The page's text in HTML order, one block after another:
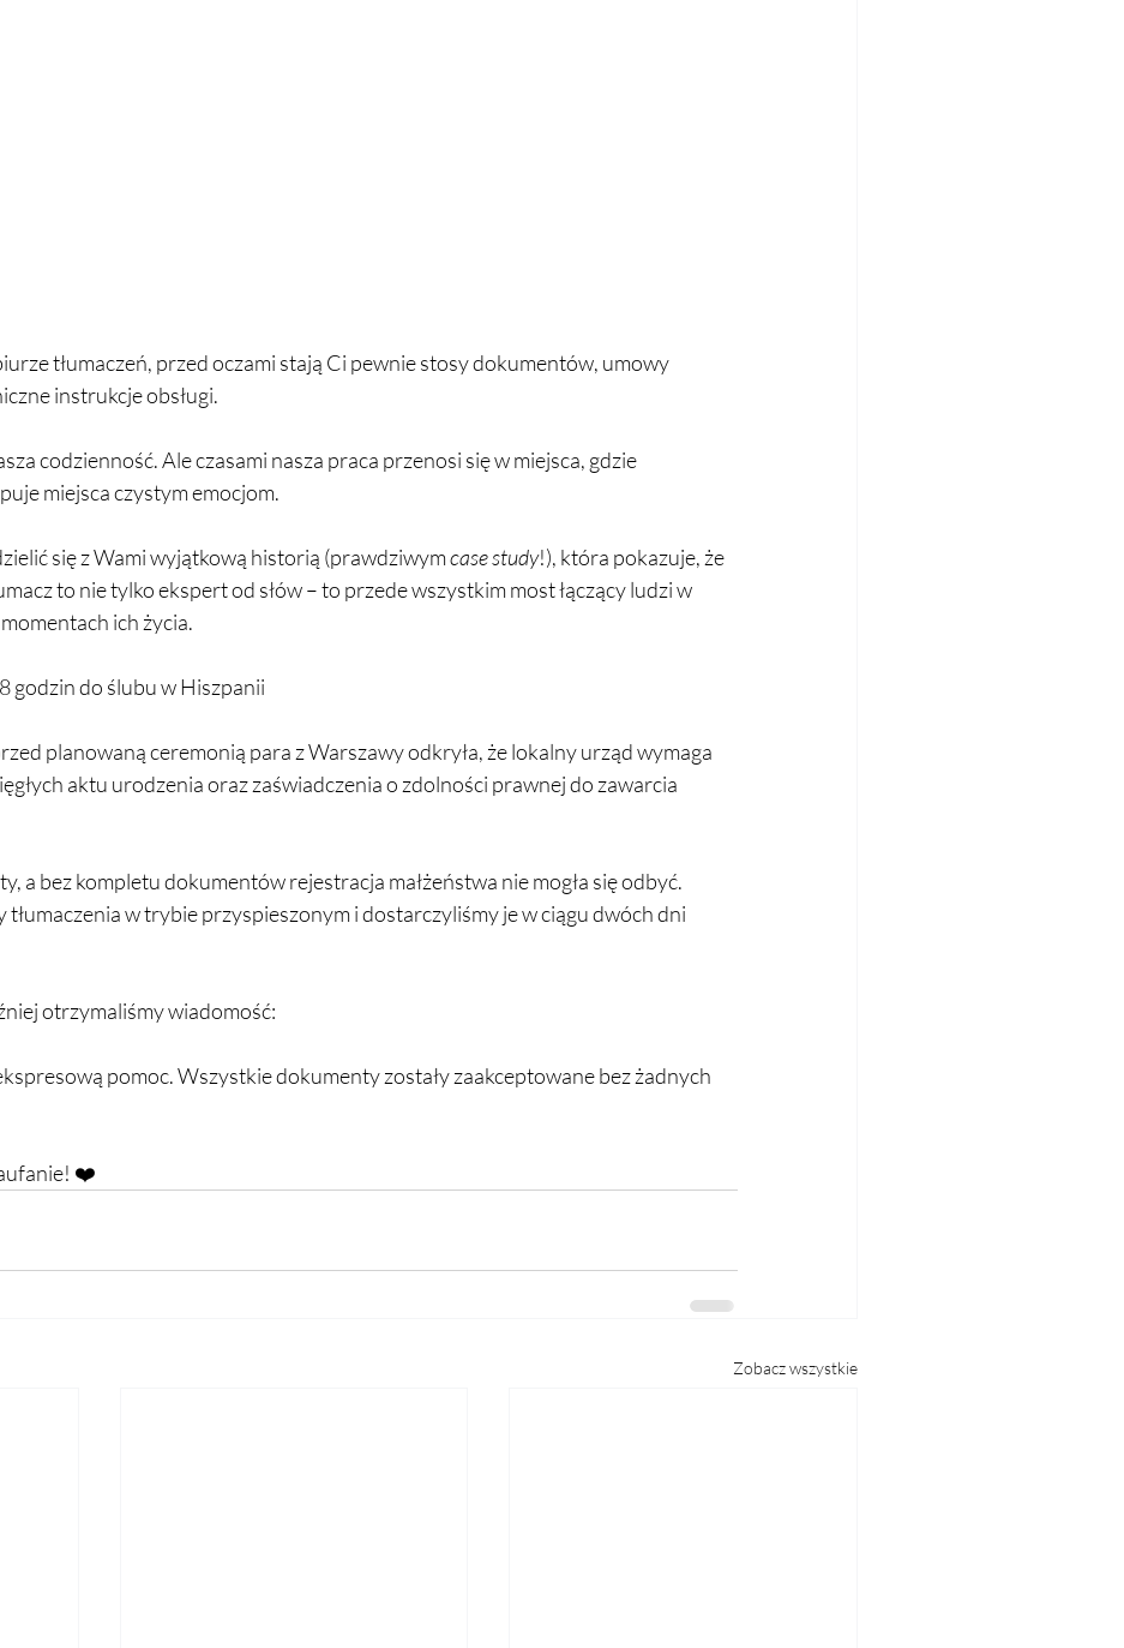
tłumaczeń, przed oczami stają Ci pewnie stosy dokumentów, umowy
instrukcje obsługi.
codzienność. Ale czasami nasza praca przenosi się w miejsca, gdzie
miejsca czystym emocjom.
się z Wami wyjątkową historią (prawdziwym case study!), która pokazuje, że
to nie tylko ekspert od słów – to przede wszystkim most łączący ludzi w
ich życia.
godzin do ślubu w Hiszpanii
planowaną ceremonią para z Warszawy odkryła, że lokalny urząd wymaga
aktu urodzenia oraz zaświadczenia o zdolności prawnej do zawarcia
a bez kompletu dokumentów rejestracja małżeństwa nie mogła się odbyć.
tłumaczenia w trybie przyspieszonym i dostarczyliśmy je w ciągu dwóch dni
otrzymaliśmy wiadomość:
pomoc. Wszystkie dokumenty zostały zaakceptowane bez żadnych
❤️
Zobacz wszystkie